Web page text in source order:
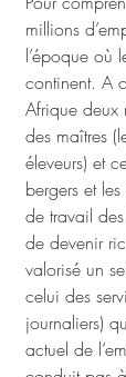
millions
l’époque où
continent. A
Afrique deux
des maîtres
éleveurs) et
bergers et
de travail
de devenir
valorisé un
celui des
journaliers)
actuel de